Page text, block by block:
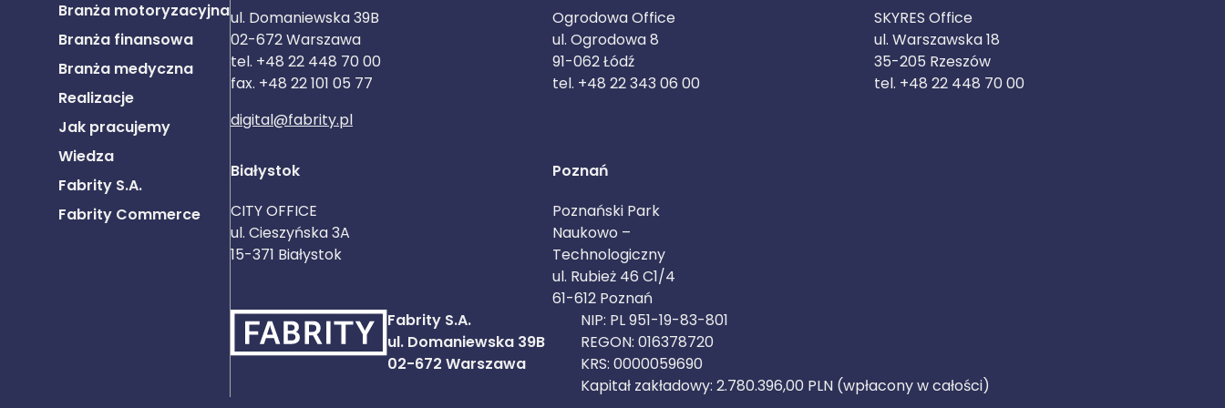
Branża motoryzacyjna
Branża finansowa
Branża medyczna
Realizacje
Jak pracujemy
Wiedza
Fabrity S.A.
Fabrity Commerce
ul. Domaniewska 39B
02-672 Warszawa
tel. +48 22 448 70 00
fax. +48 22 101 05 77
digital@fabrity.pl
Ogrodowa Office
ul. Ogrodowa 8
91-062 Łódź
tel. +48 22 343 06 00
SKYRES Office
ul. Warszawska 18
35-205 Rzeszów
tel. +48 22 448 70 00
Białystok
CITY OFFICE
ul. Cieszyńska 3A
15-371 Białystok
Poznań
Poznański Park
Naukowo –
Technologiczny
ul. Rubież 46 C1/4
61-612 Poznań
Fabrity S.A.
ul. Domaniewska 39B
02-672 Warszawa
NIP: PL 951-19-83-801
REGON: 016378720
KRS: 0000059690
Kapitał zakładowy: 2.780.396,00 PLN (wpłacony w całości)